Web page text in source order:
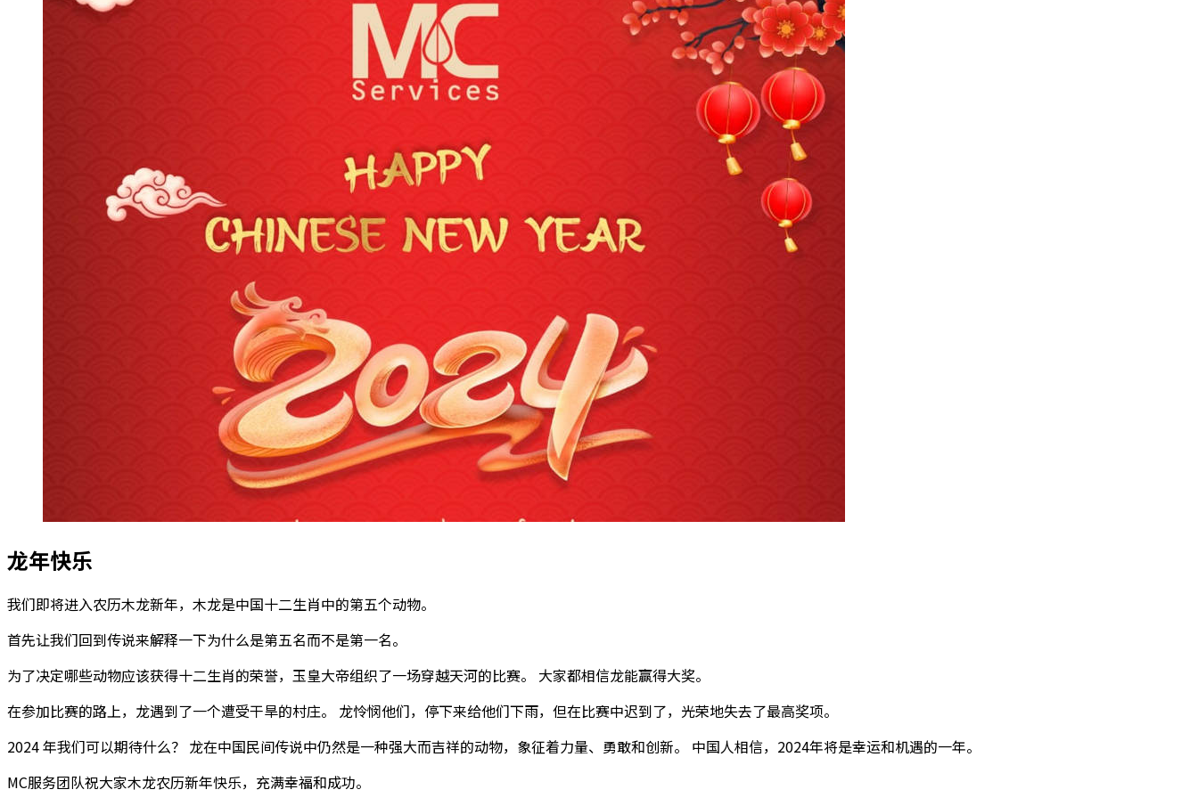
龙年快乐
我们即将进入农历木龙新年，木龙是中国十二生肖中的第五个动物。
首先让我们回到传说来解释一下为什么是第五名而不是第一名。
为了决定哪些动物应该获得十二生肖的荣誉，玉皇大帝组织了一场穿越天河的比赛。 大家都相信龙能赢得大奖。
在参加比赛的路上，龙遇到了一个遭受干旱的村庄。 龙怜悯他们，停下来给他们下雨，但在比赛中迟到了，光荣地失去了最高奖项。
2024 年我们可以期待什么？ 龙在中国民间传说中仍然是一种强大而吉祥的动物，象征着力量、勇敢和创新。 中国人相信，2024年将是幸运和机遇的一年。
MC服务团队祝大家木龙农历新年快乐，充满幸福和成功。